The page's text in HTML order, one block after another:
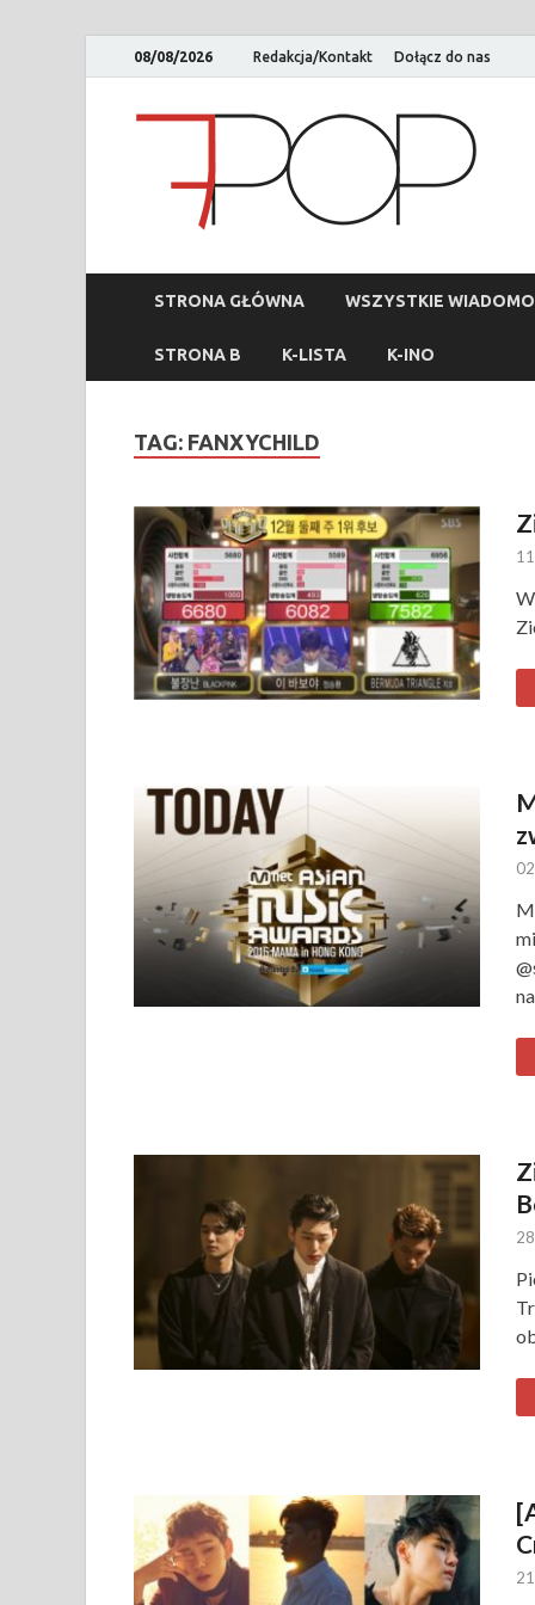
08/08/2026 Redakcja/Kontakt Dołącz do nas
STRONA GŁÓWNA WSZYSTKIE
STRONA B K-LISTA K-INO
TAG: FANXYCHILD